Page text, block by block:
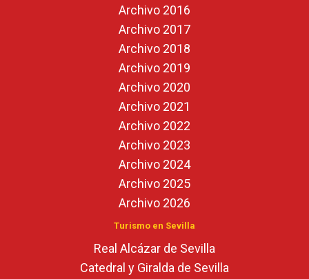
Archivo 2016
Archivo 2017
Archivo 2018
Archivo 2019
Archivo 2020
Archivo 2021
Archivo 2022
Archivo 2023
Archivo 2024
Archivo 2025
Archivo 2026
Turismo en Sevilla
Real Alcázar de Sevilla
Catedral y Giralda de Sevilla